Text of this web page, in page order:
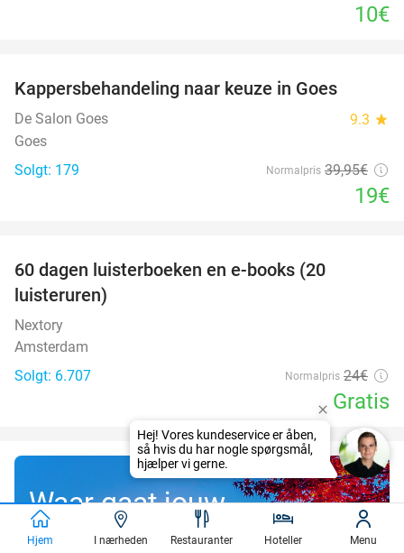
10€
Kappersbehandeling naar keuze in Goes
De Salon Goes 9.3 star
Goes
Solgt: 179
Normalpris 39,95€
19€
60 dagen luisterboeken en e-books (20
luisteruren)
Nextory
Amsterdam
Solgt: 6.707
Normalpris 24€
Gratis
Waar gaat jouw
gratis droomreis
Hjem I nærheden Restauranter Hoteller Menu